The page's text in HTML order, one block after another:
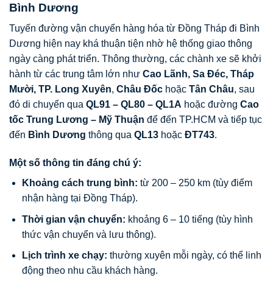
Bình Dương
Tuyến đường vận chuyển hàng hóa từ Đồng Tháp đi Bình
Dương hiện nay khá thuận tiện nhờ hệ thống giao thông
ngày càng phát triển. Thông thường, các chành xe sẽ khởi
hành từ các trung tâm lớn như Cao Lãnh, Sa Đéc, Tháp
Mười, TP. Long Xuyên, Châu Đốc hoặc Tân Châu, sau
đó di chuyển qua QL91 – QL80 – QL1A hoặc đường Cao
tốc Trung Lương – Mỹ Thuận để đến TP.HCM và tiếp tục
đến Bình Dương thông qua QL13 hoặc ĐT743.
Một số thông tin đáng chú ý:
Khoảng cách trung bình: từ 200 – 250 km (tùy điểm
nhận hàng tại Đồng Tháp).
Thời gian vận chuyển: khoảng 6 – 10 tiếng (tùy hình
thức vận chuyển và lưu thông).
Lịch trình xe chạy: thường xuyên mỗi ngày, có thể linh
động theo nhu cầu khách hàng.